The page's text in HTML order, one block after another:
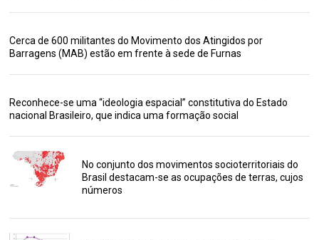
Cerca de 600 militantes do Movimento dos Atingidos por
Barragens (MAB) estão em frente à sede de Furnas
Reconhece-se uma “ideologia espacial” constitutiva do Estado
nacional Brasileiro, que indica uma formação social
No conjunto dos movimentos socioterritoriais do
Brasil destacam-se as ocupações de terras, cujos
números